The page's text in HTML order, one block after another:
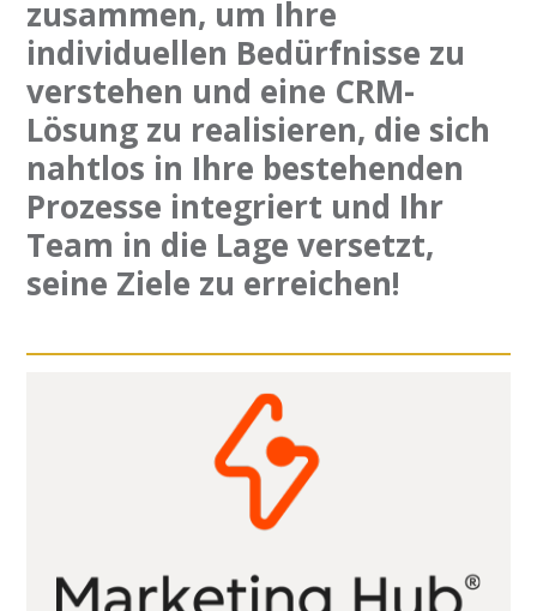
zusammen, um Ihre
individuellen Bedürfnisse zu
verstehen und eine CRM-
Lösung zu realisieren, die sich
nahtlos in Ihre bestehenden
Prozesse integriert und Ihr
Team in die Lage versetzt,
seine Ziele zu erreichen!